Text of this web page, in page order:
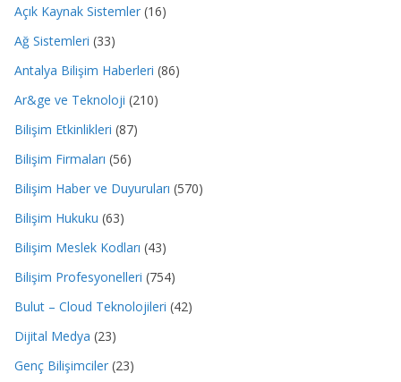
Açık Kaynak Sistemler (16)
Ağ Sistemleri (33)
Antalya Bilişim Haberleri (86)
Ar&ge ve Teknoloji (210)
Bilişim Etkinlikleri (87)
Bilişim Firmaları (56)
Bilişim Haber ve Duyuruları (570)
Bilişim Hukuku (63)
Bilişim Meslek Kodları (43)
Bilişim Profesyonelleri (754)
Bulut – Cloud Teknolojileri (42)
Dijital Medya (23)
Genç Bilişimciler (23)